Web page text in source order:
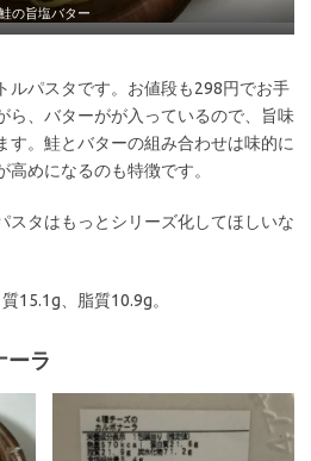
鮭の旨塩バター
ルパスタです。お値段も298円でお手
ら、バターがが入っているので、旨味
す。鮭とバターの組み合わせは味的に
めになるのも特徴です。
スタはもっとシリーズ化してほしいな
15.1g、脂質10.9g。
ーラ